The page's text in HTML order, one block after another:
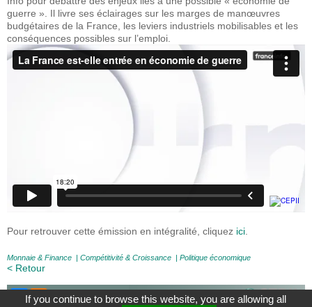
guerre ». Il livre ses éclairages sur les marges de manœuvres
budgétaires de la France, les leviers industriels mobilisables et les
conséquences possibles sur l’emploi.
Pour retrouver cette émission en intégralité, cliquez ici
Monnaie & Finance | Compétitivité & Croissance | Politique économique
< Retour
If you continue to browse this website, you are allowing all